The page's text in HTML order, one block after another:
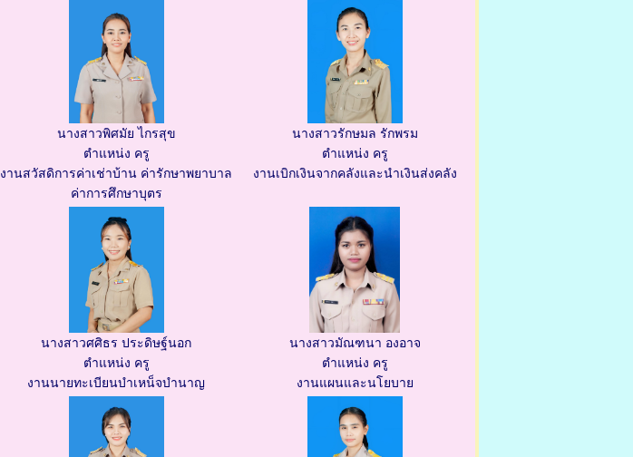
นางสาวพิศมัย ไกรสุข
ตำแหน่ง ครู
งานสวัสดิการค่าเช่าบ้าน ค่ารักษาพยาบาล
ค่าการศึกษาบุตร
นางสาวรักษมล รักพรม
ตำแหน่ง ครู
งานเบิกเงินจากคลังและนำเงินส่งคลัง
นางสาวศศิธร ประดิษฐ์นอก
ตำแหน่ง ครู
งานนายทะเบียนบำเหน็จบำนาญ
นางสาวมัณฑนา องอาจ
ตำแหน่ง ครู
งานแผนและนโยบาย